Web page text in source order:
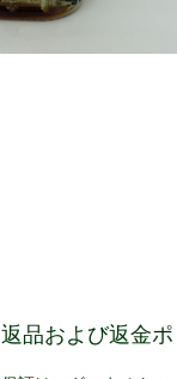
返品および返金